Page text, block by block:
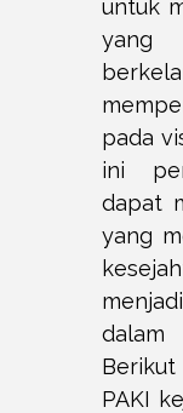
untuk
pada
ini
dapat
yang
PAKI